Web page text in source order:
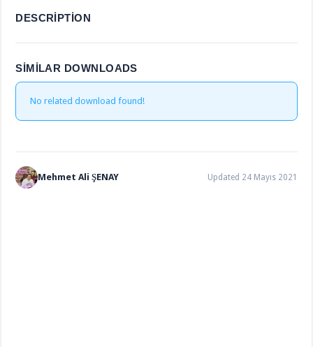
DESCRIPTION
SIMILAR DOWNLOADS
No related download found!
Mehmet Ali ŞENAY Updated 24 Mayıs 2021